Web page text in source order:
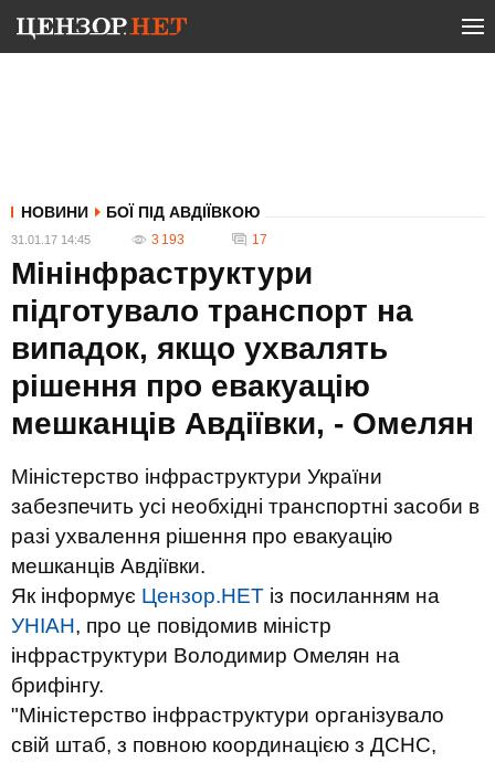
НОВИНИ БОЇ ПІД АВДІЇВКОЮ
31.01.17 14:45 3 193 17
Мінінфраструктури
підготувало транспорт на
випадок, якщо ухвалять
рішення про евакуацію
мешканців Авдіївки, - Омелян
Міністерство інфраструктури України
забезпечить усі необхідні транспортні засоби в
разі ухвалення рішення про евакуацію
мешканців Авдіївки.
Як інформує Цензор.НЕТ із посиланням на
УНІАН, про це повідомив міністр
інфраструктури Володимир Омелян на
брифінгу.
"Міністерство інфраструктури організувало
свій штаб, з повною координацією з ДСНС,